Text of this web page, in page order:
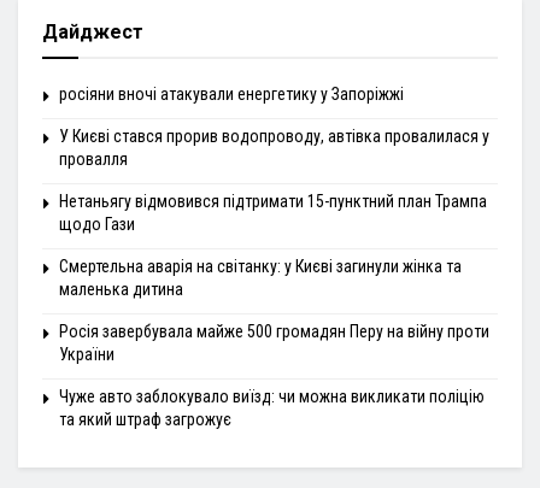
Дайджест
росіяни вночі атакували енергетику у Запоріжжі
У Києві стався прорив водопроводу, автівка провалилася у
провалля
Нетаньягу відмовився підтримати 15-пунктний план Трампа
щодо Гази
Смертельна аварія на світанку: у Києві загинули жінка та
маленька дитина
Росія завербувала майже 500 громадян Перу на війну проти
України
Чуже авто заблокувало виїзд: чи можна викликати поліцію
та який штраф загрожує